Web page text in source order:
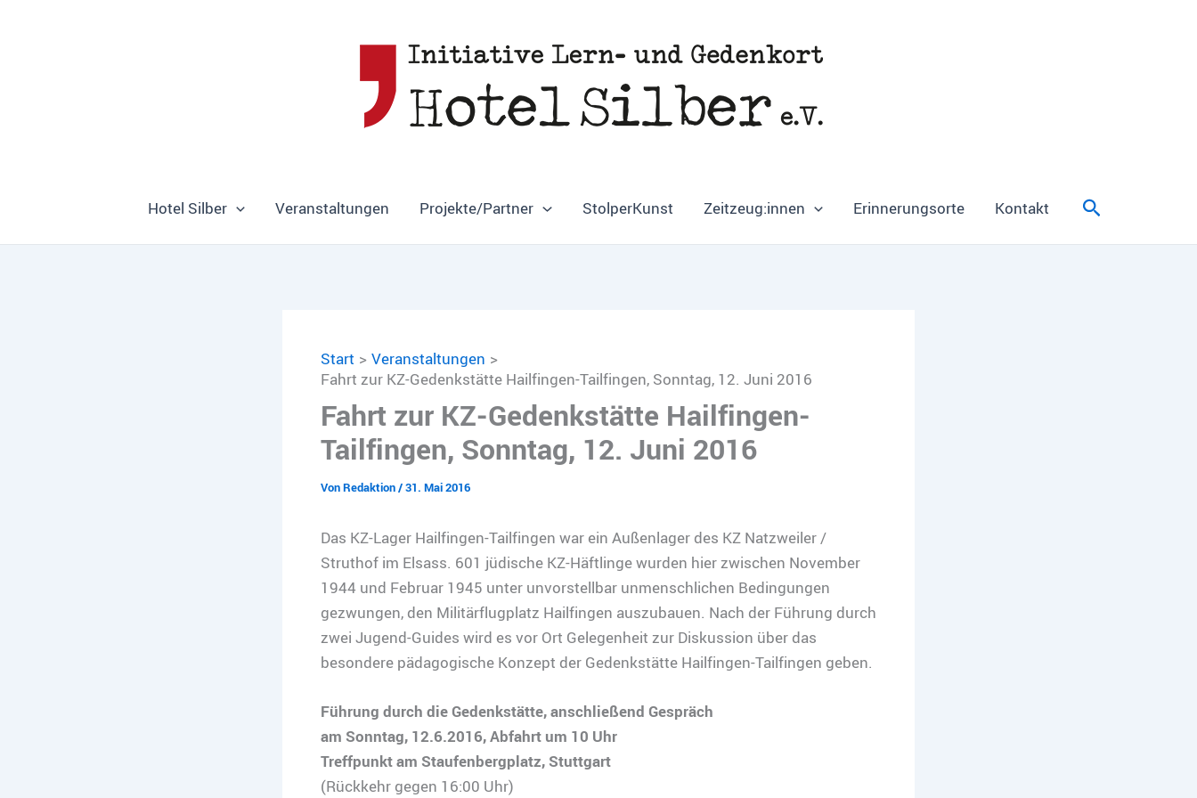
Hotel Silber Veranstaltungen Projekte/Partner StolperKunst Zeitzeug:innen Erinnerungsorte Kontakt Suchen
Start
Veranstaltungen
Fahrt zur KZ-Gedenkstätte Hailfingen-Tailfingen, Sonntag, 12. Juni 2016
Fahrt zur KZ-Gedenkstätte Hailfingen-
Tailfingen, Sonntag, 12. Juni 2016
VonRedaktion/31. Mai 2016
Das KZ-Lager Hailfingen-Tailfingen war ein Außenlager des KZ Natzweiler /
Struthof im Elsass. 601 jüdische KZ-Häftlinge wurden hier zwischen November
1944 und Februar 1945 unter unvorstellbar unmenschlichen Bedingungen
gezwungen, den Militärflugplatz Hailfingen auszubauen. Nach der Führung durch
zwei Jugend-Guides wird es vor Ort Gelegenheit zur Diskussion über das
besondere pädagogische Konzept der Gedenkstätte Hailfingen-Tailfingen geben.
Führung durch die Gedenkstätte, anschließend Gespräch
am Sonntag, 12.6.2016, Abfahrt um 10 Uhr
Treffpunkt am Staufenbergplatz, Stuttgart
(Rückkehr gegen 16:00 Uhr)